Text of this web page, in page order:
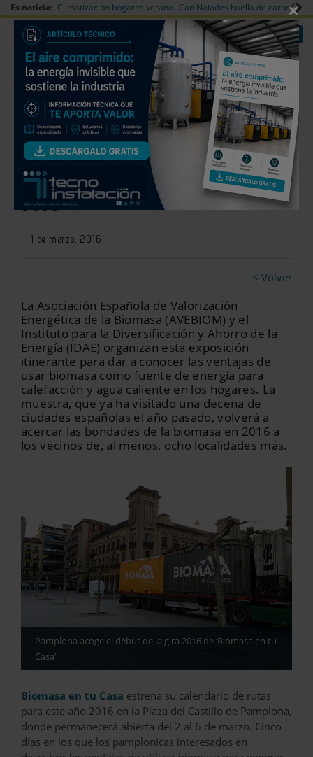
Es noticia: Climatización hogares verano Can Naiades huella de carbono
Redes Sociales Es noticia Login empresas Registro
Pamplona acogerá el debut de
la gira 2016 de ‘Biomasa en tu
Casa’
1 de marzo, 2016
< Volver
La Asociación Española de Valorización
Energética de la Biomasa (AVEBIOM) y el
Instituto para la Diversificación y Ahorro de la
Energía (IDAE) organizan esta exposición
itinerante para dar a conocer las ventajas de
usar biomasa como fuente de energía para
calefacción y agua caliente en los hogares. La
muestra, que ya ha visitado una decena de
ciudades españolas el año pasado, volverá a
acercar las bondades de la biomasa en 2016 a
los vecinos de, al menos, ocho localidades más.
Pamplona acoge el debut de la gira 2016 de ‘Biomasa en tu
Casa’
Biomasa en tu Casa estrena su calendario de rutas
para este año 2016 en la Plaza del Castillo de Pamplona,
donde permanecerá abierta del 2 al 6 de marzo. Cinco
días en los que los pamplonicas interesados en
×